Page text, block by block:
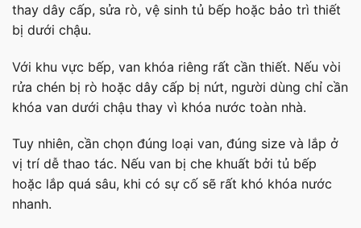
thay dây cấp, sửa rò, vệ sinh tủ bếp hoặc bảo trì thiết
bị dưới chậu.
Với khu vực bếp, van khóa riêng rất cần thiết. Nếu vòi
rửa chén bị rò hoặc dây cấp bị nứt, người dùng chỉ cần
khóa van dưới chậu thay vì khóa nước toàn nhà.
Tuy nhiên, cần chọn đúng loại van, đúng size và lắp ở
vị trí dễ thao tác. Nếu van bị che khuất bởi tủ bếp
hoặc lắp quá sâu, khi có sự cố sẽ rất khó khóa nước
nhanh.